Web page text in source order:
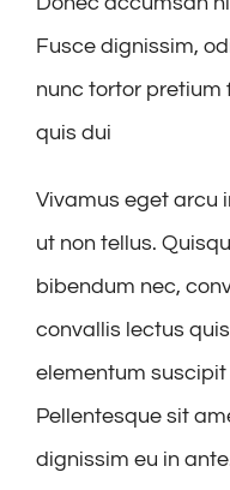
Fusce dignissim,
nunc tortor pretium
quis dui
Vivamus eget arcu
ut non tellus.
bibendum nec,
convallis lectus
elementum suscipit
Pellentesque sit
dignissim eu in